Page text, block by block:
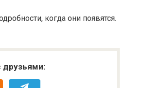
когда они появятся.
друзьями: